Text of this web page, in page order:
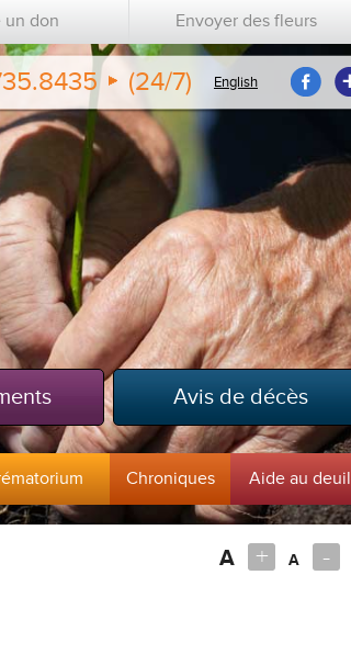
un don Envoyer des fleurs
(24/7) English
Avis de décès
Chroniques Aide au deuil
A + A -